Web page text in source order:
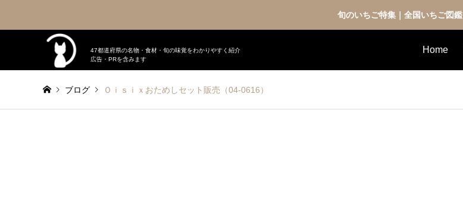
旬のいちご特集｜全国いちご図鑑
47都道府県の名物・食材・旬の味覚をわかりやすく紹介
広告・PRを含みます
Home
ブログ Ｏｉｓｉｘおためしセット販売（04-0616）